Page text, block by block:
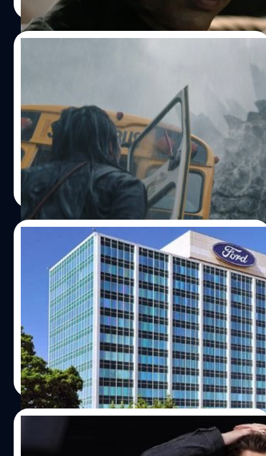
Read More
Legacy of Monsters สานต่อเนื้อเรื่อง
ภาพยนตร์ปี 2014
สำหรับแฟน Godzilla น่าจะถูกใจกับการอัปเดตในครั้งนี้
Apple TV+ เผยโฉมภาพแรกของซีรีส์ Godzilla Monarch:
Legacy of Monsters ส่วนหนึ่งของจักรวาล Legendary's
Monsterverse
วรัญญู คงชัย | 1084 days ago
Read More
Ford ดึงตัวอดีตผู้พัฒนา Apple TV+ มานำทีม
ซอฟต์แวร์ของบริษัท
Ford ชี้ว่ากำลังดึงตัว ปีเตอร์ สเติร์น (Peter Stern) อดีตรอง
ประธานฝ่ายบริการของ Apple ที่ช่วยสร้าง Apple TV+ มานำ
ทีมพัฒนาซอฟต์แวร์ของบริษัท
จตุรวิทย์ เครือวาณิชกิจ| 1088 days ago
Read More
Tom Holland เปิดใจยอมรับ ‘ผมเคยติดเหล้า